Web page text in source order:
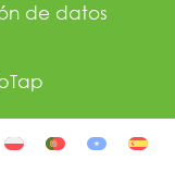
de datos